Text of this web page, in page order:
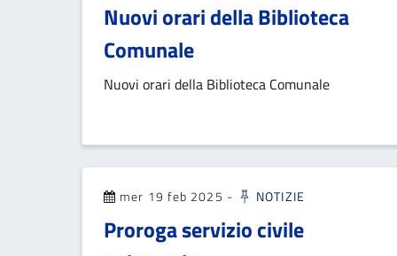
Nuovi orari della Biblioteca
Comunale
Nuovi orari della Biblioteca Comunale
mer 19 feb 2025 - NOTIZIE
Proroga servizio civile